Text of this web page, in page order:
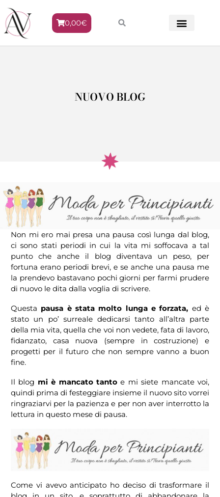
0,00€
NUOVO BLOG
Non mi ero mai presa una pausa così lunga dal blog,
ci sono stati periodi in cui la vita mi soffocava a tal
punto che anche il blog diventava un peso, per
fortuna erano periodi brevi, e se anche una pausa me
la prendevo bastavano pochi giorni per farmi prudere
di nuovo le dita dalla voglia di scrivere.
Questa pausa è stata molto lunga e forzata, ed è
stato un po’ surreale dedicarsi tanto all’altra parte
della mia vita, quella che voi non vedete, fata di lavoro,
fidanzato, casa nuova (sempre in costruzione) e
progetti per il futuro che non sempre vanno a buon
fine.
Il blog mi è mancato tanto e mi siete mancate voi,
quindi prima di festeggiare insieme il nuovo sito vorrei
ringraziarvi per la pazienza e per non aver interrotto la
lettura in questo mese di pausa.
Come vi avevo anticipato ho deciso di trasformare il